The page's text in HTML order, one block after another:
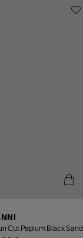
Cut Peplum Black Sand